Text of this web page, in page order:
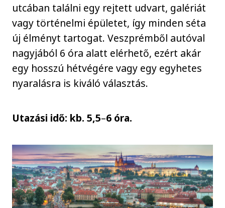
utcában találni egy rejtett udvart, galériát
vagy történelmi épületet, így minden séta
új élményt tartogat. Veszprémből autóval
nagyjából 6 óra alatt elérhető, ezért akár
egy hosszú hétvégére vagy egy egyhetes
nyaralásra is kiváló választás.
Utazási idő: kb. 5,5–6 óra.